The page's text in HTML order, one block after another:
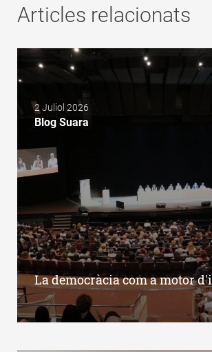
Articles relacionats
2 Juliol 2026
Blog Suara
La democràcia com a motor